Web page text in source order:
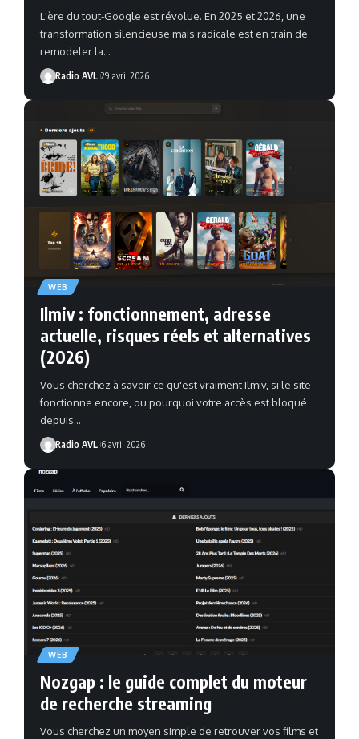
L'ère du tout-Google est révolue. En 2025 et 2026, une
transformation silencieuse mais radicale est en train de
remodeler la…
Radio AVL 29 avril 2026
WEB
Ilmiv : fonctionnement, adresse
actuelle, risques réels et alternatives
(2026)
Vous cherchez à savoir ce qu'est vraiment Ilmiv, si le site
fonctionne encore, ou pourquoi votre accès est bloqué
depuis…
Radio AVL 6 avril 2026
WEB
Nozgap : le guide complet du moteur
de recherche streaming
Vous cherchez un moyen simple de retrouver vos films et